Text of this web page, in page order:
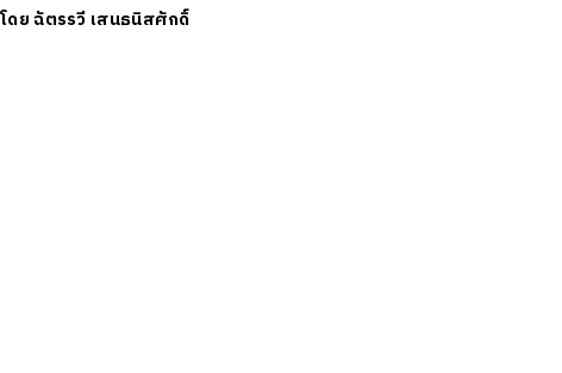
โดยฉัตรรวี เสนธนิสศักดิ์